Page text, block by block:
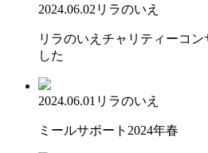
2024.06.02 リラのいえ
リラのいえチャリティーコ
した
2024.06.01 リラのいえ
ミールサポート2024年春